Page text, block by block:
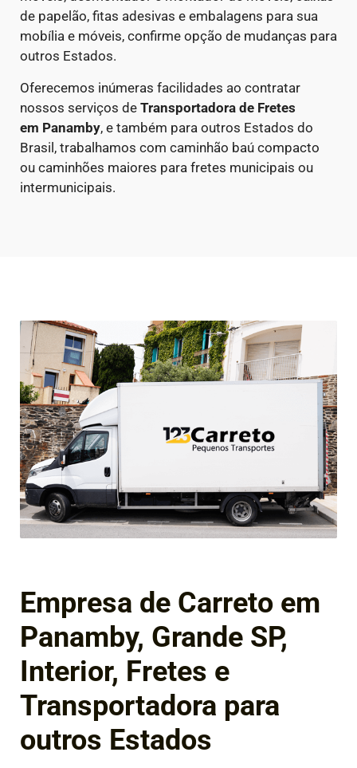
de papelão, fitas adesivas e embalagens para sua
mobília e móveis, confirme opção de mudanças para
outros Estados.
Oferecemos inúmeras facilidades ao contratar
nossos serviços de Transportadora de Fretes
em Panamby, e também para outros Estados do
Brasil, trabalhamos com caminhão baú compacto
ou caminhões maiores para fretes municipais ou
intermunicipais.
Empresa de Carreto em
Panamby, Grande SP,
Interior, Fretes e
Transportadora para
outros Estados